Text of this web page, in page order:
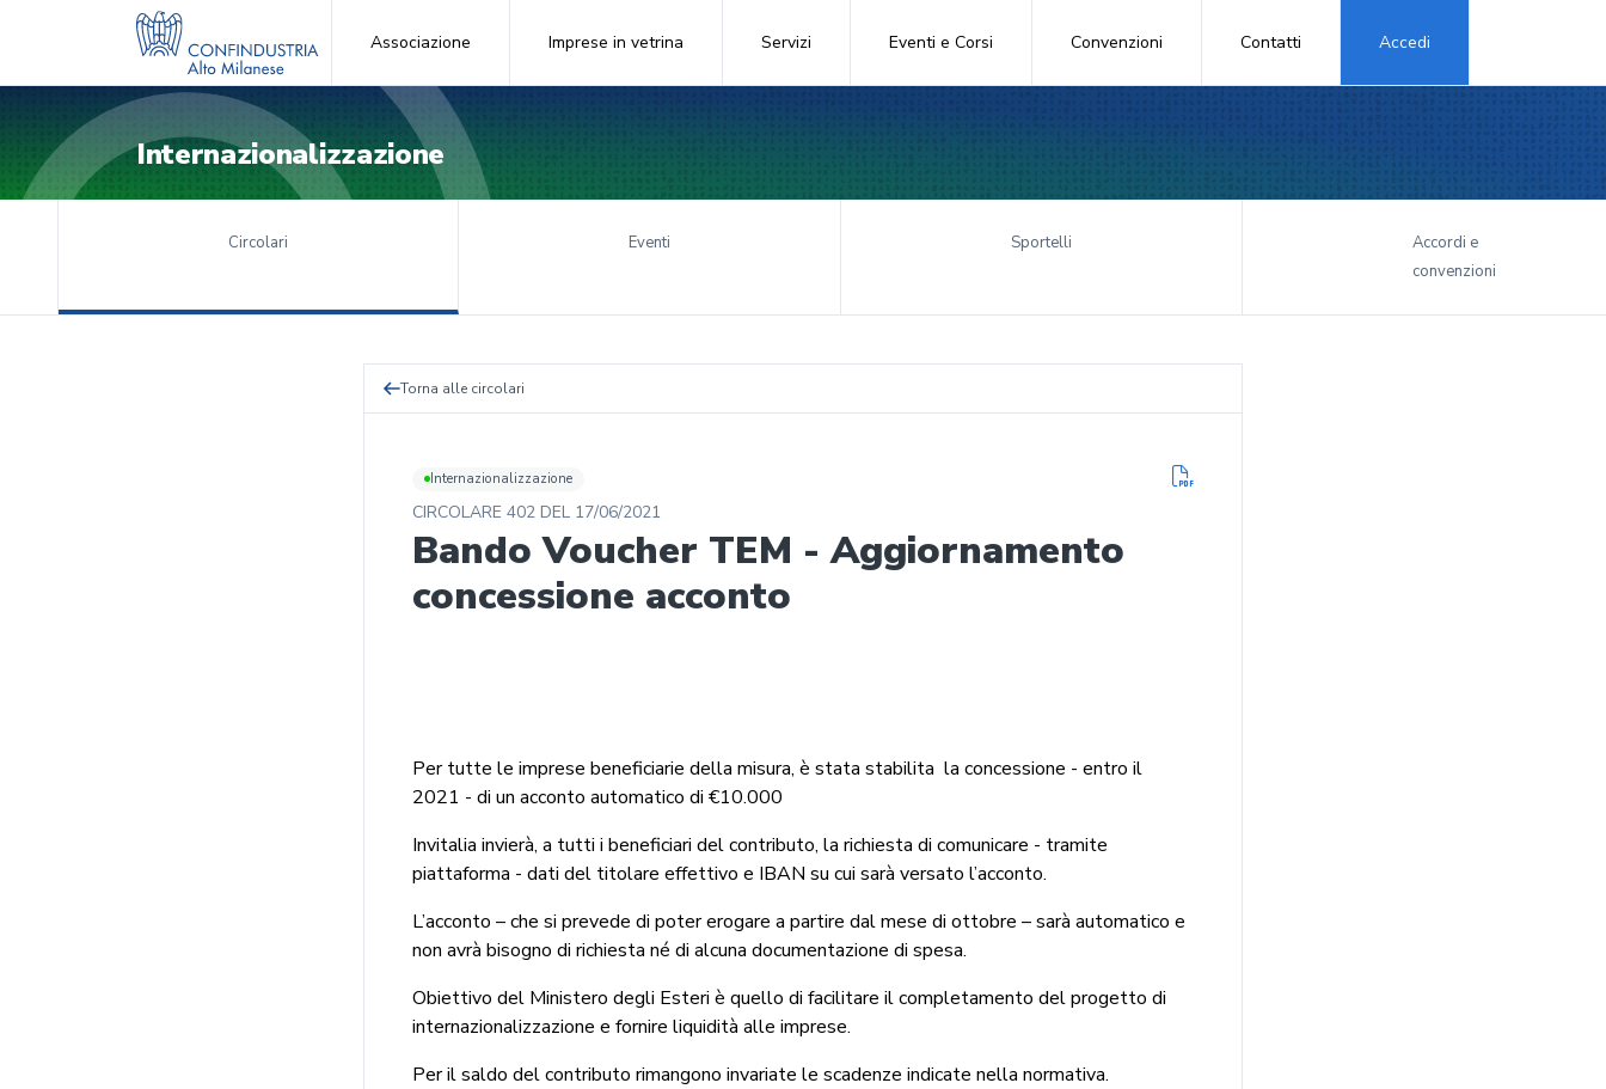
Associazione Imprese in vetrina Servizi Eventi e Corsi Convenzioni Contatti Accedi
Internazionalizzazione
Circolari Eventi Sportelli
Accordi e
convenzioni
Torna alle circolari
Internazionalizzazione
CIRCOLARE 402 DEL 17/06/2021
Bando Voucher TEM - Aggiornamento
concessione acconto
Per tutte le imprese beneficiarie della misura, è stata stabilita la concessione - entro il
2021 - di un acconto automatico di €10.000
Invitalia invierà, a tutti i beneficiari del contributo, la richiesta di comunicare - tramite
piattaforma - dati del titolare effettivo e IBAN su cui sarà versato l’acconto.
L’acconto – che si prevede di poter erogare a partire dal mese di ottobre – sarà automatico e
non avrà bisogno di richiesta né di alcuna documentazione di spesa.
Obiettivo del Ministero degli Esteri è quello di facilitare il completamento del progetto di
internazionalizzazione e fornire liquidità alle imprese.
Per il saldo del contributo rimangono invariate le scadenze indicate nella normativa.